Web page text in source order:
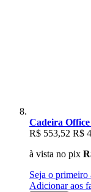
Cadeira
R$ 553,52 R$
à vista no pix
Seja o primeiro
Adicionar aos